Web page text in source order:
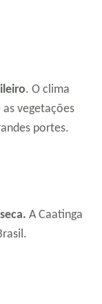
. O clima
vegetações
portes.
A Caatinga